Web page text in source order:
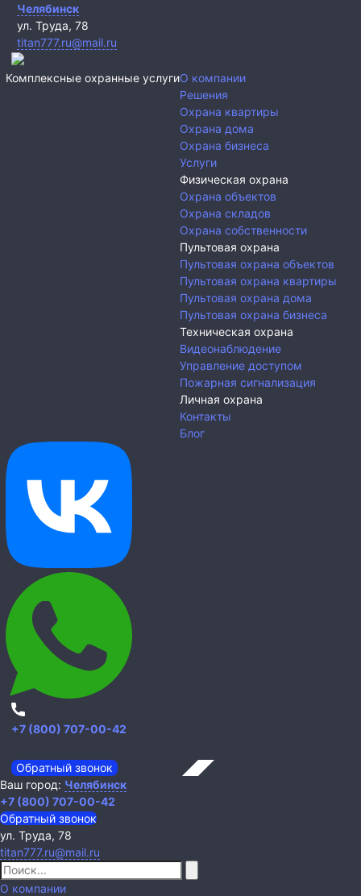
Челябинск
ул. Труда, 78
titan777.ru@mail.ru
Комплексные охранные услугиО компании
Решения
Охрана квартиры
Охрана дома
Охрана бизнеса
Услуги
Физическая охрана
Охрана объектов
Охрана складов
Охрана собственности
Пультовая охрана
Пультовая охрана объектов
Пультовая охрана квартиры
Пультовая охрана дома
Пультовая охрана бизнеса
Техническая охрана
Видеонаблюдение
Управление доступом
Пожарная сигнализация
Личная охрана
Контакты
Блог
+7 (800) 707-00-42
Обратный звонок
Ваш город: Челябинск
+7 (800) 707-00-42
Обратный звонок
ул. Труда, 78
titan777.ru@mail.ru
О компании